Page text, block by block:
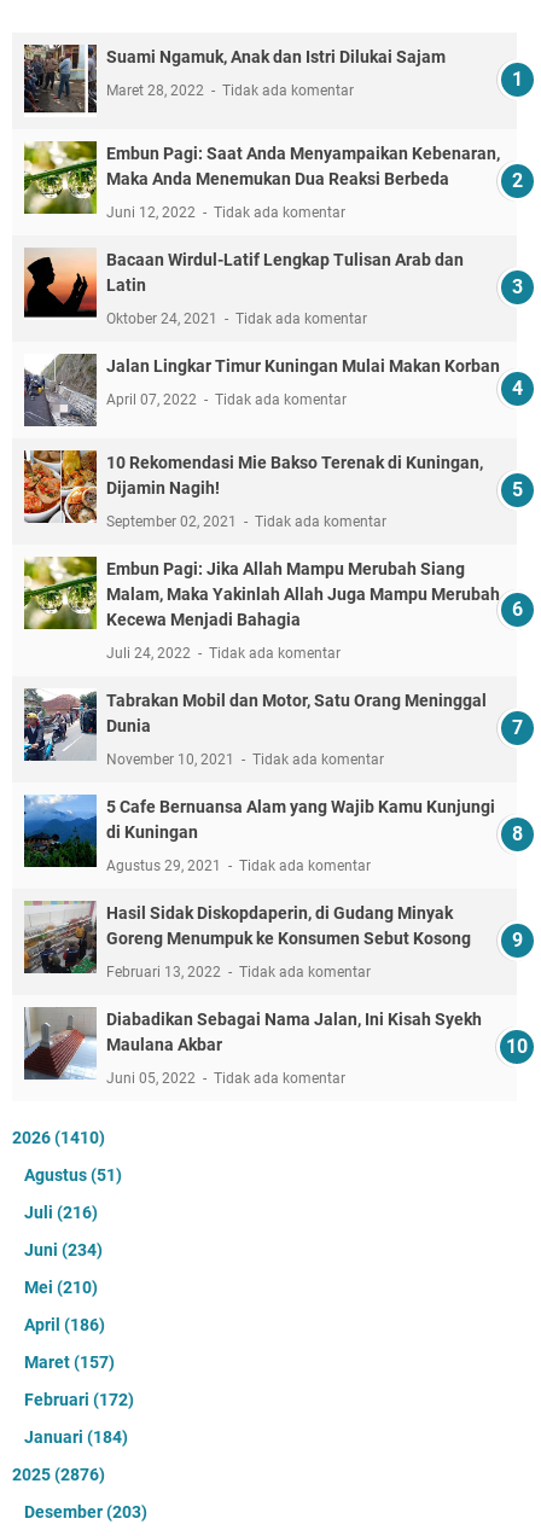
Suami Ngamuk, Anak dan Istri Dilukai Sajam
Maret 28, 2022 Tidak ada komentar
Embun Pagi: Saat Anda Menyampaikan Kebenaran,
Maka Anda Menemukan Dua Reaksi Berbeda
Juni 12, 2022 Tidak ada komentar
Bacaan Wirdul-Latif Lengkap Tulisan Arab dan
Latin
Oktober 24, 2021 Tidak ada komentar
Jalan Lingkar Timur Kuningan Mulai Makan Korban
April 07, 2022 Tidak ada komentar
10 Rekomendasi Mie Bakso Terenak di Kuningan,
Dijamin Nagih!
September 02, 2021 Tidak ada komentar
Embun Pagi: Jika Allah Mampu Merubah Siang
Malam, Maka Yakinlah Allah Juga Mampu Merubah
Kecewa Menjadi Bahagia
Juli 24, 2022 Tidak ada komentar
Tabrakan Mobil dan Motor, Satu Orang Meninggal
Dunia
November 10, 2021 Tidak ada komentar
5 Cafe Bernuansa Alam yang Wajib Kamu Kunjungi
di Kuningan
Agustus 29, 2021 Tidak ada komentar
Hasil Sidak Diskopdaperin, di Gudang Minyak
Goreng Menumpuk ke Konsumen Sebut Kosong
Februari 13, 2022 Tidak ada komentar
Diabadikan Sebagai Nama Jalan, Ini Kisah Syekh
Maulana Akbar
Juni 05, 2022 Tidak ada komentar
2026(1410)
Agustus(51)
Juli (216)
Juni (234)
Mei (210)
April (186)
Maret(157)
Februari (172)
Januari (184)
2025(2876)
Desember(203)